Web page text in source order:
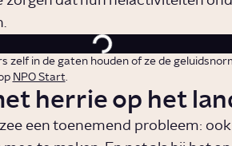
zelf in de gaten houden of ze de
NPO Start.
herrie op het
een toenemend probleem: